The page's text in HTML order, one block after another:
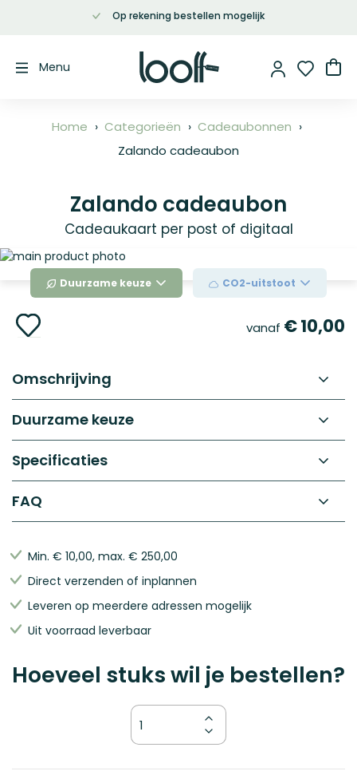
inhoud
Op rekening bestellen mogelijk
Menu
Home Categorieën
Cadeaubonnen
Zalando cadeaubon
Zalando cadeaubon
Cadeaukaart per post of digitaal
Ga
van
Duurzame keuze CO2-uitstoot
naar
van
de
afbeeldingen-
gallerij
vanaf € 10,00
Omschrijving
Duurzame keuze
Specificaties
FAQ
Min. € 10,00, max. € 250,00
Direct verzenden of inplannen
Leveren op meerdere adressen mogelijk
Uit voorraad leverbaar
Hoeveel stuks wil je bestellen?